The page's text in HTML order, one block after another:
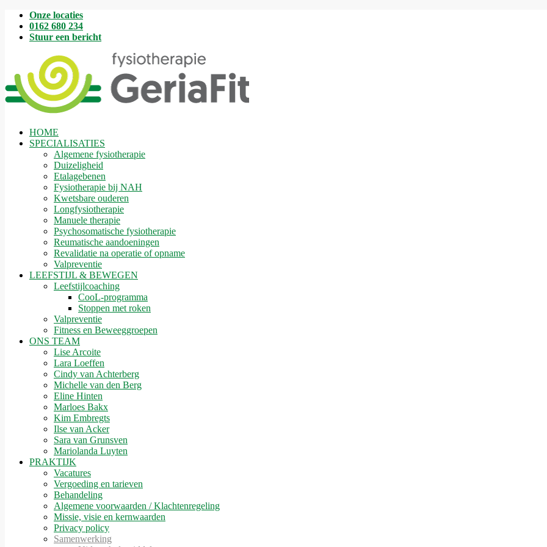
Onze locaties
0162 680 234
Stuur een bericht
HOME
SPECIALISATIES
Algemene fysiotherapie
Duizeligheid
Etalagebenen
Fysiotherapie bij NAH
Kwetsbare ouderen
Longfysiotherapie
Manuele therapie
Psychosomatische fysiotherapie
Reumatische aandoeningen
Revalidatie na operatie of opname
Valpreventie
LEEFSTIJL & BEWEGEN
Leefstijlcoaching
CooL-programma
Stoppen met roken
Valpreventie
Fitness en Beweeggroepen
ONS TEAM
Lise Arcoite
Lara Loeffen
Cindy van Achterberg
Michelle van den Berg
Eline Hinten
Marloes Bakx
Kim Embregts
Ilse van Acker
Sara van Grunsven
Mariolanda Luyten
PRAKTIJK
Vacatures
Vergoeding en tarieven
Behandeling
Algemene voorwaarden / Klachtenregeling
Missie, visie en kernwaarden
Privacy policy
Samenwerking